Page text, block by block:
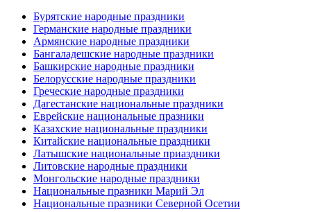
Бурятские народные праздники
Германские народные праздники
Армянские народные праздники
Бангаладешские народные праздники
Башкирские народные праздники
Белорусские народные праздники
Греческие народные праздники
Дагестанские национальные праздники
Еврейские национальные празники
Казахские национальные праздники
Китайские национальные праздники
Латышские национальные приаздники
Литовские народные праздники
Монгольские народные праздники
Национальные празники Марий Эл
Национальные празники Северной Осетии